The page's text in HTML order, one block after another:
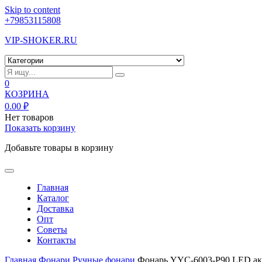
Skip to content
+79853115808
VIP-SHOKER.RU
0
КОЗРИНА
0.00 ₽
Нет товаров
Показать корзину
Добавьте товары в корзину
Главная
Каталог
Доставка
Опт
Советы
Контакты
Главная Фонари Ручные фонари Фонарь YYC-6003-Р90 LED